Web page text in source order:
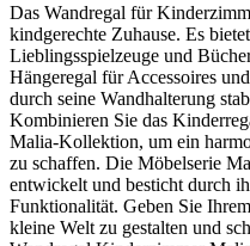
Das Wandregal für
kindgerechte Zuhause. Es
Lieblingsspielzeuge und
Hängeregal für Accessoires
durch seine Wandhalterung
Kombinieren Sie das
Malia-Kollektion, um ein
zu schaffen. Die Möbelserie
entwickelt und besticht durch
Funktionalität. Geben Sie
kleine Welt zu gestalten und